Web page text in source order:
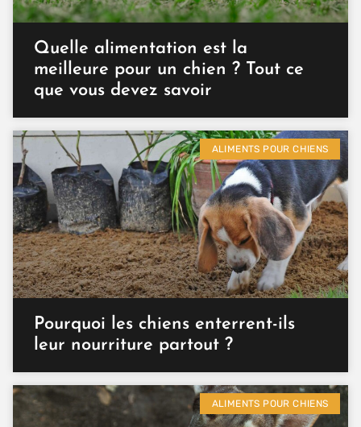
Quelle alimentation est la
meilleure pour un chien ? Tout ce
que vous devez savoir
ALIMENTS POUR CHIENS
Pourquoi les chiens enterrent-ils
leur nourriture partout ?
ALIMENTS POUR CHIENS